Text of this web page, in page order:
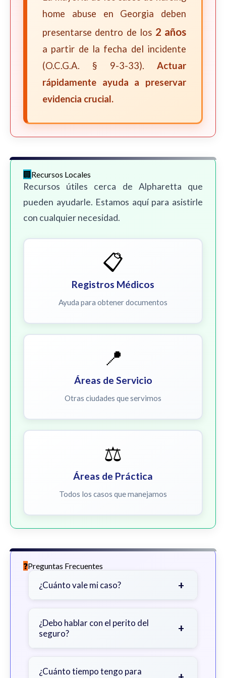
home abuse en Georgia deben
presentarse dentro de los 2 años
a partir de la fecha del incidente
(O.C.G.A. § 9-3-33). Actuar
rápidamente ayuda a preservar
evidencia crucial.
Recursos Locales
Recursos útiles cerca de Alpharetta que
pueden ayudarle. Estamos aquí para asistirle
con cualquier necesidad.
📋
Registros Médicos
Ayuda para obtener documentos
📍
Áreas de Servicio
Otras ciudades que servimos
⚖️
Áreas de Práctica
Todos los casos que manejamos
Preguntas Frecuentes
¿Cuánto vale mi caso? +
gravedad de sus lesiones, facturas
médicas, tiempo fuera del trabajo y
¿Debo hablar con el perito del
seguro?
+
primero con un abogado para evitar
¿Cuánto tiempo tengo para